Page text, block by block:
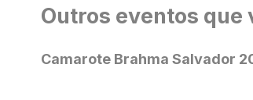
Outros eventos que
Camarote Brahma Salvador